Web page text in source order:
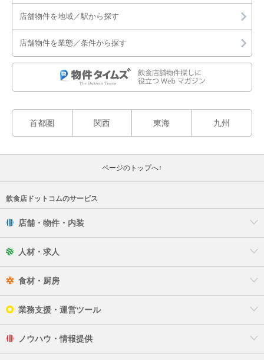
店舗物件を地域／駅から探す
店舗物件を業態／条件から探す
首都圏 関西 東海 九州
ページのトップへ↑
飲食店ドットコムのサービス
店舗・物件・内装
人材・求人
食材・厨房
業務支援・運営ツール
ノウハウ・情報提供